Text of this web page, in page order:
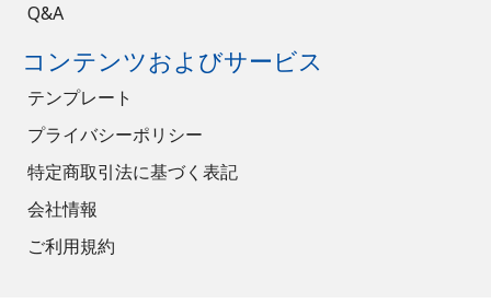
Q&A
コンテンツおよびサービス
テンプレート
プライバシーポリシー
特定商取引法に基づく表記
会社情報
ご利用規約